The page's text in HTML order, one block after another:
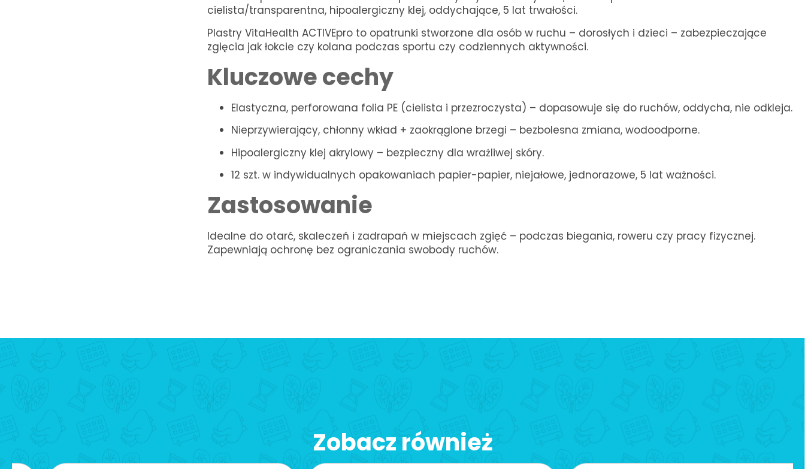
cielista/transparentna, hipoalergiczny klej, oddychające, 5 lat trwałości.
Plastry VitaHealth ACTIVEpro to opatrunki stworzone dla osób w ruchu – dorosłych i dzieci – zabezpieczające
zgięcia jak łokcie czy kolana podczas sportu czy codziennych aktywności.
Kluczowe cechy
Elastyczna, perforowana folia PE (cielista i przezroczysta) – dopasowuje się do ruchów, oddycha, nie odkleja.
Nieprzywierający, chłonny wkład + zaokrąglone brzegi – bezbolesna zmiana, wodoodporne.
Hipoalergiczny klej akrylowy – bezpieczny dla wrażliwej skóry.
12 szt. w indywidualnych opakowaniach papier-papier, niejałowe, jednorazowe, 5 lat ważności.
Zastosowanie
Idealne do otarć, skaleczeń i zadrapań w miejscach zgięć – podczas biegania, roweru czy pracy fizycznej.
Zapewniają ochronę bez ograniczania swobody ruchów.
Zobacz również